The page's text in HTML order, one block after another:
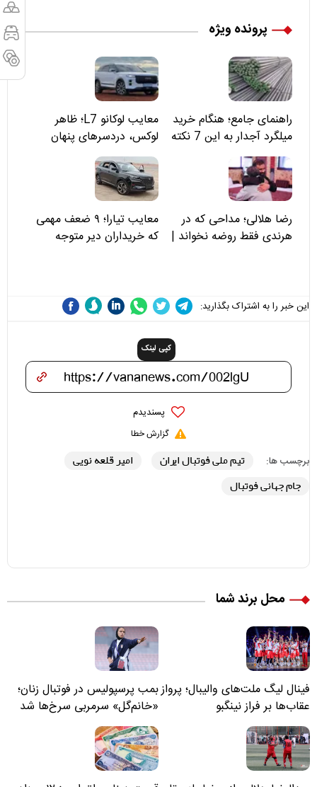
پرونده ویژه
راهنمای جامع؛ هنگام خرید
میلگرد آجدار به این 7 نکته
توجه کنید
معایب لوکانو L7؛ ظاهر
لوکس، دردسرهای پنهان
رضا هلالی؛ مداحی که در
هرندی فقط روضه نخواند |
معایب تیارا؛ ۹ ضعف مهمی
که خریداران دیر متوجه
این خبر را به اشتراک بگذارید:
کپی لینک
پسندیدم
گزارش خطا
برچسب ها: تیم ملی فوتبال ایران
امیر قلعه نویی
جام جهانی فوتبال
محل برند شما
فینال لیگ ملت‌های والیبال؛ پرواز
عقاب‌ها بر فراز نینگبو
بمب پرسپولیس در فوتبال زنان؛
«خانم‌گل» سرمربی سرخ‌ها شد